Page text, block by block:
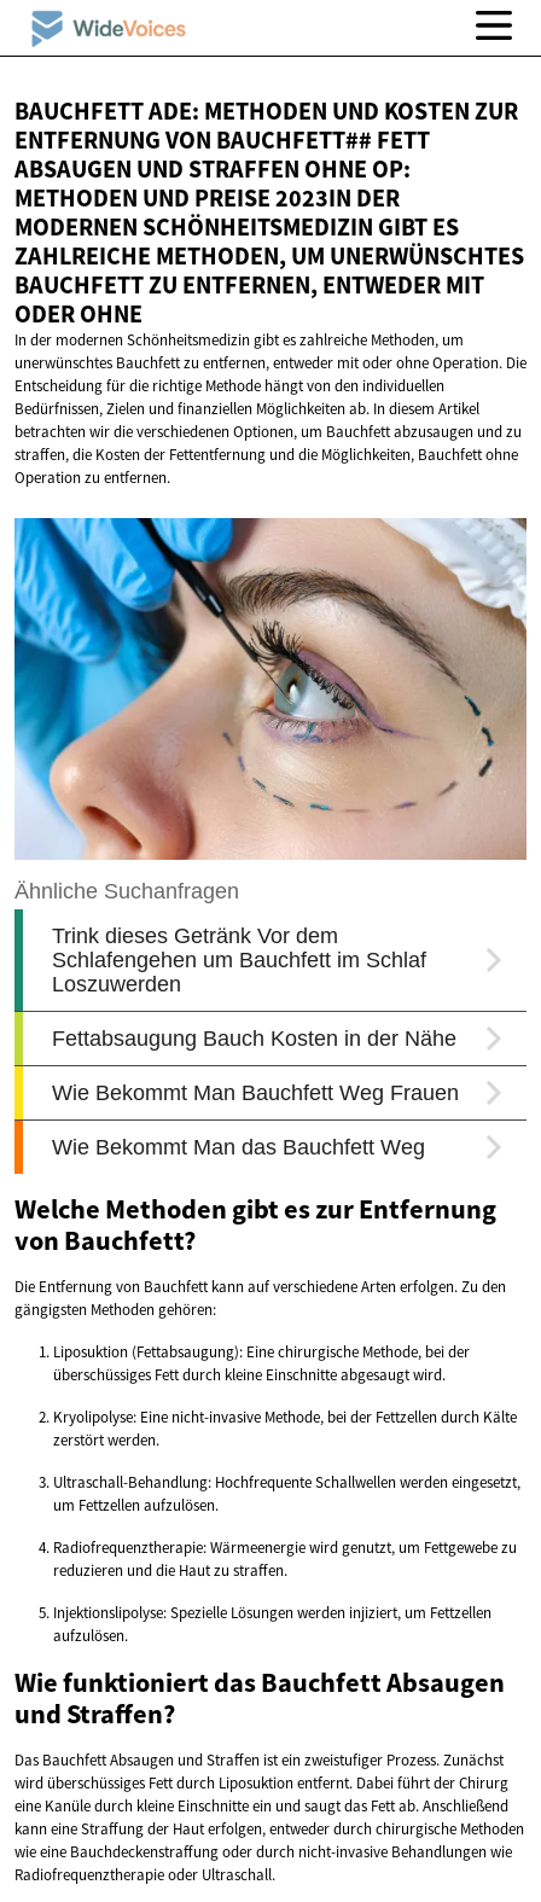
BAUCHFETT ADE: METHODEN UND KOSTEN ZUR
ENTFERNUNG VON BAUCHFETT## FETT
ABSAUGEN UND STRAFFEN OHNE OP:
METHODEN UND PREISE 2023IN DER
MODERNEN SCHÖNHEITSMEDIZIN GIBT ES
ZAHLREICHE METHODEN, UM UNERWÜNSCHTES
BAUCHFETT ZU ENTFERNEN, ENTWEDER MIT
ODER OHNE
In der modernen Schönheitsmedizin gibt es zahlreiche Methoden, um
unerwünschtes Bauchfett zu entfernen, entweder mit oder ohne Operation. Die
Entscheidung für die richtige Methode hängt von den individuellen
Bedürfnissen, Zielen und finanziellen Möglichkeiten ab. In diesem Artikel
betrachten wir die verschiedenen Optionen, um Bauchfett abzusaugen und zu
straffen, die Kosten der Fettentfernung und die Möglichkeiten, Bauchfett ohne
Operation zu entfernen.
Welche Methoden gibt es zur Entfernung
von Bauchfett?
Die Entfernung von Bauchfett kann auf verschiedene Arten erfolgen. Zu den
gängigsten Methoden gehören:
Liposuktion (Fettabsaugung): Eine chirurgische Methode, bei der
überschüssiges Fett durch kleine Einschnitte abgesaugt wird.
Kryolipolyse: Eine nicht-invasive Methode, bei der Fettzellen durch Kälte
zerstört werden.
Ultraschall-Behandlung: Hochfrequente Schallwellen werden eingesetzt,
um Fettzellen aufzulösen.
Radiofrequenztherapie: Wärmeenergie wird genutzt, um Fettgewebe zu
reduzieren und die Haut zu straffen.
Injektionslipolyse: Spezielle Lösungen werden injiziert, um Fettzellen
aufzulösen.
Wie funktioniert das Bauchfett Absaugen
und Straffen?
Das Bauchfett Absaugen und Straffen ist ein zweistufiger Prozess. Zunächst
wird überschüssiges Fett durch Liposuktion entfernt. Dabei führt der Chirurg
eine Kanüle durch kleine Einschnitte ein und saugt das Fett ab. Anschließend
kann eine Straffung der Haut erfolgen, entweder durch chirurgische Methoden
wie eine Bauchdeckenstraffung oder durch nicht-invasive Behandlungen wie
Radiofrequenztherapie oder Ultraschall.